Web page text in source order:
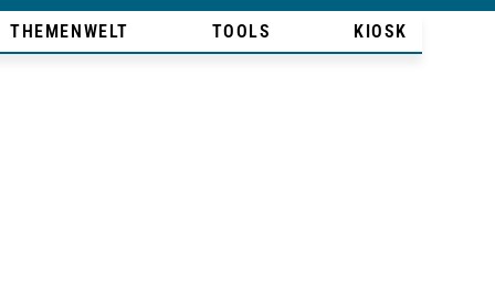
THEMENWELT TOOLS KIOSK